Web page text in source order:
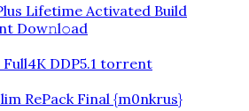
Lifetime Activated Build
Dow𝚗l𝚘аd
DDP5.1 torrent
RePack Final {m0nkrus}